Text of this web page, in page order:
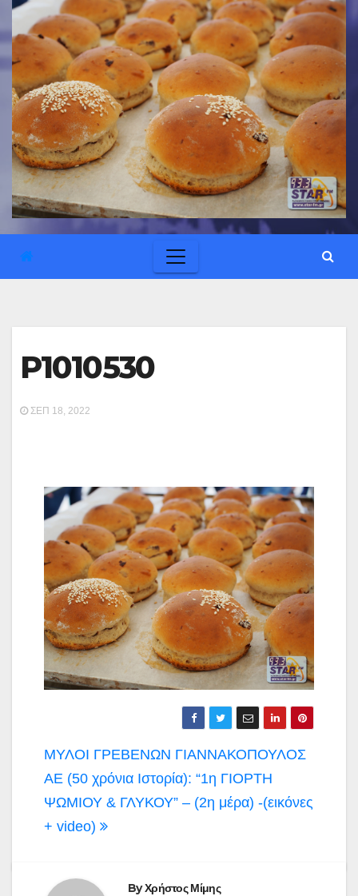
P1010530
ΣΕΠ 18, 2022
Πλοήγηση
άρθρων
ΜΥΛΟΙ ΓΡΕΒΕΝΩΝ ΓΙΑΝΝΑΚΟΠΟΥΛΟΣ
ΑΕ (50 χρόνια Ιστορία): “1η ΓΙΟΡΤΗ
ΨΩΜΙΟΥ & ΓΛΥΚΟΥ” – (2η μέρα) -(εικόνες
+ video)
ByΧρήστος Μίμης